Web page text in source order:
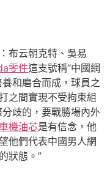
布云朝克特、吳易
零件這支號稱“中國網
和磨合而成，球員之
之間實現不受拘束組
歧的，要戰勝場內外
機油芯是有信念，他
他們代表中國男人網
狀態。”